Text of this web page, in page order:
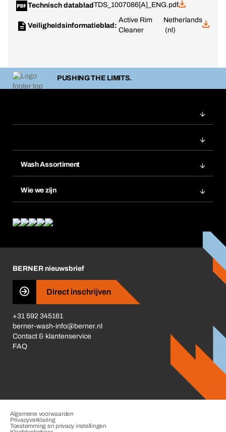
Technisch datablad TDS_1007086[A]_ENG.pdf
Veiligheidsinformatieblad:
Active Rim
Cleaner
Netherlands
(nl)
PUSHING THE LIMITS.
Wash Assortiment
Wie we zijn
Wat ons drijft
Business Conduct
BERNER nieuwsbrief
Direct inschrijven
+31 592 345161
berner-wash-info@berner.nl
Contact & klantenservice
FAQ
Algemene voorwaarden
Privacyverklaring
Toestemming en privacy instellingen